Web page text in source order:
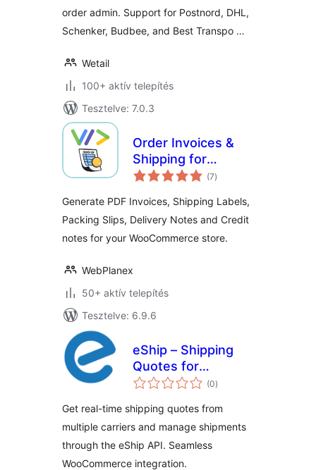
order admin. Support for Postnord, DHL,
Schenker, Budbee, and Best Transpo …
Wetail
100+ aktív telepítés
Tesztelve: 7.0.3
Order Invoices &
Shipping for
Woocommerce
(7értékelés
összesen
)
Generate PDF Invoices, Shipping Labels,
Packing Slips, Delivery Notes and Credit
notes for your WooCommerce store.
WebPlanex
50+ aktív telepítés
Tesztelve: 6.9.6
eShip – Shipping
Quotes for
WooCommerce
(0értékelés
összesen
)
Get real-time shipping quotes from
multiple carriers and manage shipments
through the eShip API. Seamless
WooCommerce integration.